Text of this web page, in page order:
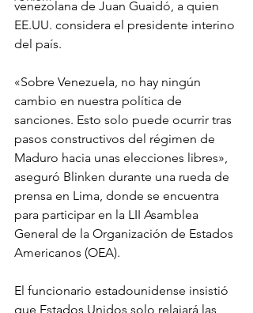
venezolana de Juan Guaidó, a quien
EE.UU. considera el presidente interino
del país.
«Sobre Venezuela, no hay ningún
cambio en nuestra política de
sanciones. Esto solo puede ocurrir tras
pasos constructivos del régimen de
Maduro hacia unas elecciones libres»,
aseguró Blinken durante una rueda de
prensa en Lima, donde se encuentra
para participar en la LII Asamblea
General de la Organización de Estados
Americanos (OEA).
El funcionario estadounidense insistió
que Estados Unidos solo relajará las